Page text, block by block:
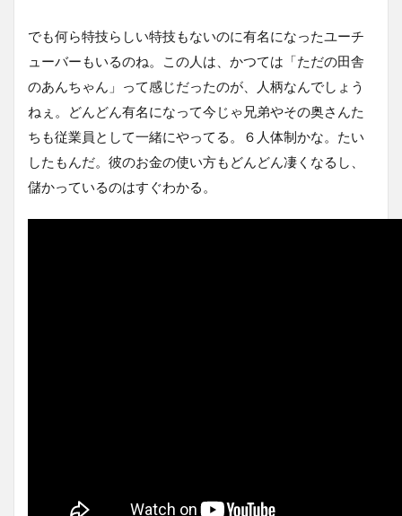
でも何ら特技らしい特技もないのに有名になったユーチ
ューバーもいるのね。この人は、かつては「ただの田舎
のあんちゃん」って感じだったのが、人柄なんでしょう
ねぇ。どんどん有名になって今じゃ兄弟やその奥さんた
ちも従業員として一緒にやってる。６人体制かな。たい
したもんだ。彼のお金の使い方もどんどん凄くなるし、
儲かっているのはすぐわかる。